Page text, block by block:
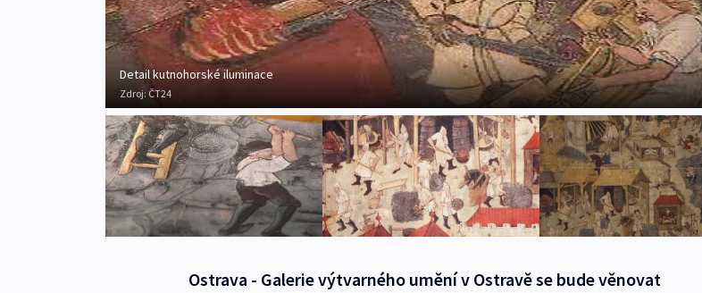
Detail kutnohorské iluminace
Zdroj: ČT24
Ostrava - Galerie výtvarného umění v Ostravě se bude věnovat